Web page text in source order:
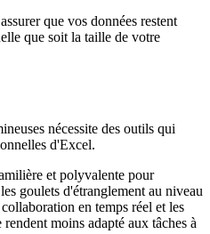
que vos données restent
que soit la taille de votre
nécessite des outils qui
d'Excel.
et polyvalente pour
goulets d'étranglement au niveau
en temps réel et les
moins adapté aux tâches à